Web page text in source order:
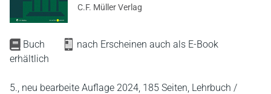
Buch
nach Erscheinen auch als E-Book
erhältlich
5., neu bearbeite Auflage 2024, 185 Seiten, Lehrbuch /
C.F. Müller Verlag